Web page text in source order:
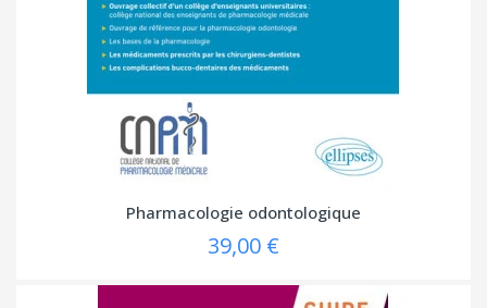
Pharmacologie odontologique
39,00 €